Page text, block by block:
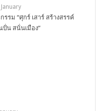
January
รรม “ศุกร์ เสาร์ สร้างสรรค์
ปั่น สนั่นเมือง”